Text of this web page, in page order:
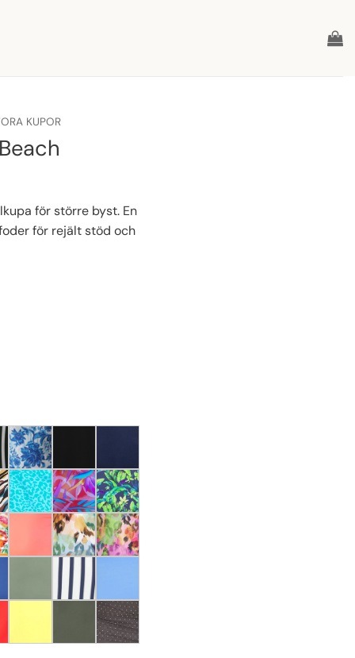
KUPOR
för större byst. En
för rejält stöd och